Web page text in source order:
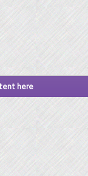
here